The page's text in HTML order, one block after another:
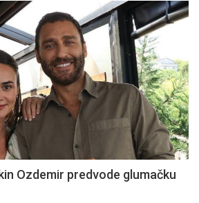
Ozdemir predvode glumačku